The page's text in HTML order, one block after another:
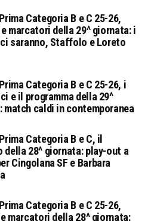
Categoria B e C 25-26,
marcatori della 29^ giornata: i
saranno, Staffolo e Loreto
Categoria B e C 25-26, i
e il programma della 29^
match caldi in contemporanea
Categoria B e C, il
della 28^ giornata: play-out a
Cingolana SF e Barbara
Categoria B e C 25-26,
marcatori della 28^ giornata: